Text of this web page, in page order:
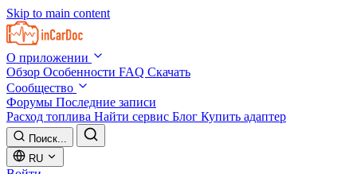
Skip to main content
О приложении
Обзор Особенности FAQ Скачать
Сообщество
Форумы Последние записи
Расход топлива Найти сервис Блог Купить адаптер
Поиск...
RU